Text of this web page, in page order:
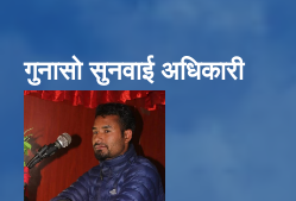
गुनासो सुनवाई अधिकारी